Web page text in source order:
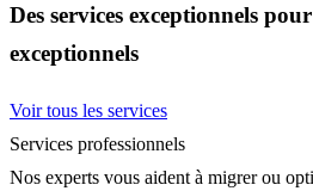
Des services exceptionnels
exceptionnels
Voir tous les services
Services professionnels
Nos experts vous aident à migrer ou